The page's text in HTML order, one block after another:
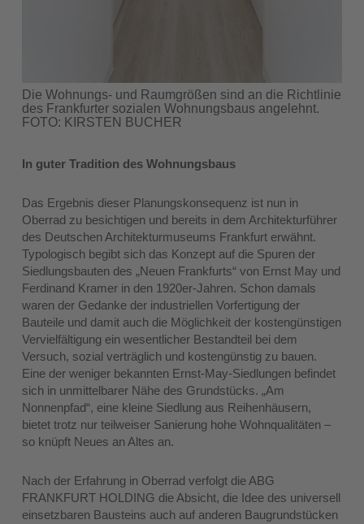
Die Wohnungs- und Raumgrößen sind an die Richtlinie
des Frankfurter sozialen Wohnungsbaus angelehnt.
FOTO: KIRSTEN BUCHER
In guter Tradition des Wohnungsbaus
Das Ergebnis dieser Planungskonsequenz ist nun in
Oberrad zu besichtigen und bereits in dem Architekturführer
des Deutschen Architekturmuseums Frankfurt erwähnt.
Typologisch begibt sich das Konzept auf die Spuren der
Siedlungsbauten des „Neuen Frankfurts“ von Ernst May und
Ferdinand Kramer in den 1920er-Jahren. Schon damals
waren der Gedanke der industriellen Vorfertigung der
Bauteile und damit auch die Möglichkeit der kostengünstigen
Vervielfältigung ein wesentlicher Bestandteil bei dem
Versuch, sozial verträglich und kostengünstig zu bauen.
Eine der weniger bekannten Ernst-May-Siedlungen befindet
sich in unmittelbarer Nähe des Grundstücks. „Am
Nonnenpfad“, eine kleine Siedlung aus Reihenhäusern,
bietet trotz nur teilweiser Sanierung hohe Wohnqualitäten –
so knüpft Neues an Altes an.
Nach der Erfahrung in Oberrad verfolgt die ABG
FRANKFURT HOLDING die Absicht, die Idee des universell
einsetzbaren Bausteins auch auf anderen Baugrundstücken